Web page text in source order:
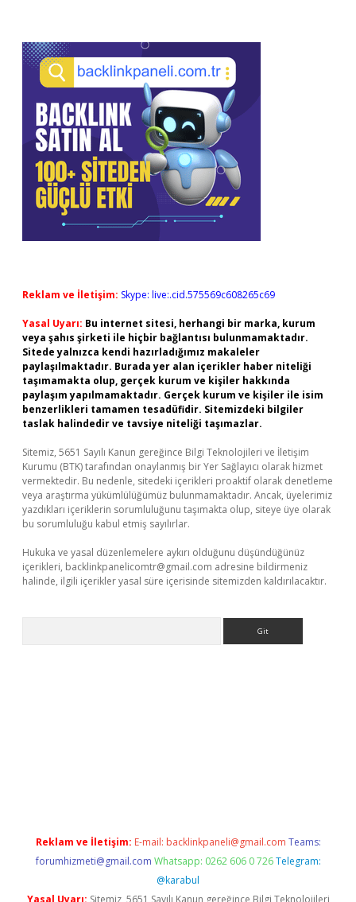
Reklam ve İletişim: Skype: live:.cid.575569c608265c69
Yasal Uyarı: Bu internet sitesi, herhangi bir marka, kurum
veya şahıs şirketi ile hiçbir bağlantısı bulunmamaktadır.
Sitede yalnızca kendi hazırladığımız makaleler
paylaşılmaktadır. Burada yer alan içerikler haber niteliği
taşımamakta olup, gerçek kurum ve kişiler hakkında
paylaşım yapılmamaktadır. Gerçek kurum ve kişiler ile isim
benzerlikleri tamamen tesadüfidir. Sitemizdeki bilgiler
taslak halindedir ve tavsiye niteliği taşımazlar.
Sitemiz, 5651 Sayılı Kanun gereğince Bilgi Teknolojileri ve İletişim
Kurumu (BTK) tarafından onaylanmış bir Yer Sağlayıcı olarak hizmet
vermektedir. Bu nedenle, sitedeki içerikleri proaktif olarak denetleme
veya araştırma yükümlülüğümüz bulunmamaktadır. Ancak, üyelerimiz
yazdıkları içeriklerin sorumluluğunu taşımakta olup, siteye üye olarak
bu sorumluluğu kabul etmiş sayılırlar.
Hukuka ve yasal düzenlemelere aykırı olduğunu düşündüğünüz
içerikleri, backlinkpanelicomtr@gmail.com adresine bildirmeniz
halinde, ilgili içerikler yasal süre içerisinde sitemizden kaldırılacaktır.
Reklam ve İletişim: E-mail: backlinkpaneli@gmail.com Teams:
forumhizmeti@gmail.com Whatsapp: 0262 606 0 726 Telegram:
@karabul
Yasal Uyarı: Sitemiz, 5651 Sayılı Kanun gereğince Bilgi Teknolojileri